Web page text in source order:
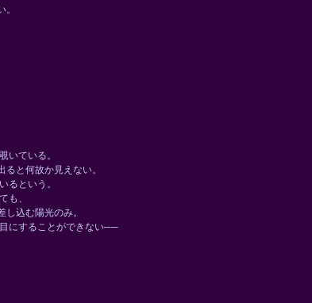
いている。
と何故か見えない。
るという。
も、
込む陽光のみ。
にすることができない──